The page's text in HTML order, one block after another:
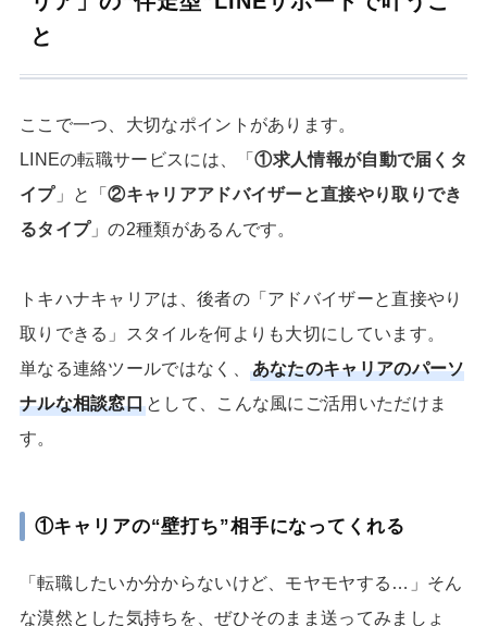
と
ここで一つ、大切なポイントがあります。
LINEの転職サービスには、「①求人情報が自動で届くタ
イプ」と「②キャリアアドバイザーと直接やり取りでき
るタイプ」の2種類があるんです。
トキハナキャリアは、後者の「アドバイザーと直接やり
取りできる」スタイルを何よりも大切にしています。
単なる連絡ツールではなく、
あなたのキャリアのパーソ
ナルな相談窓口 として、こんな風にご活用いただけま
す。
①キャリアの“壁打ち”相手になってくれる
「転職したいか分からないけど、モヤモヤする…」そん
な漠然とした気持ちを、ぜひそのまま送ってみましょ